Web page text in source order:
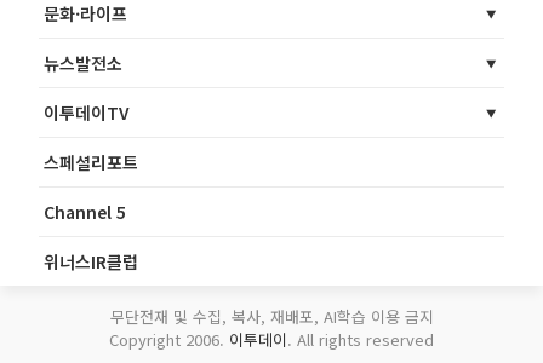
문화·라이프
뉴스발전소
이투데이TV
스페셜리포트
Channel 5
위너스IR클럽
무단전재 및 수집, 복사, 재배포, AI학습 이용 금지
Copyright 2006. 이투데이. All rights reserved